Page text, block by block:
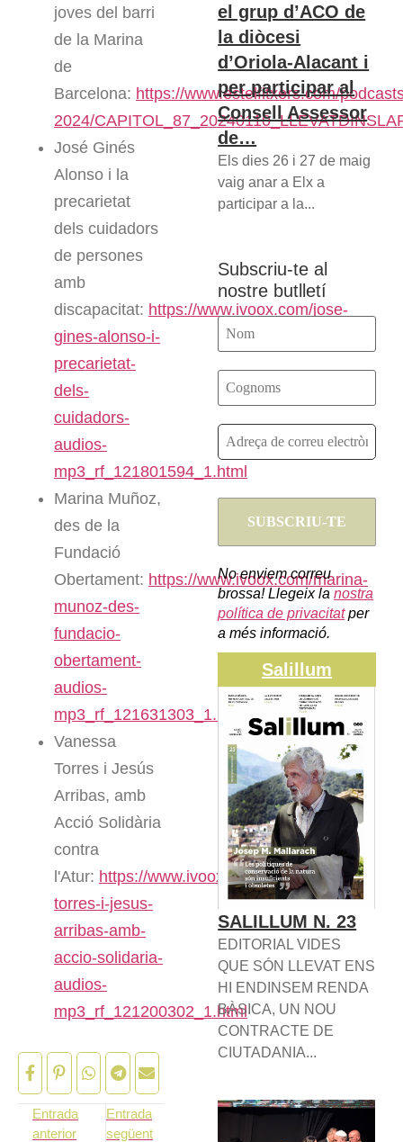
joves del barri
de la Marina
de
Barcelona: https://www.estelfitxers.com/
2024/
José Ginés
Alonso i la
precarietat
dels cuidadors
de persones
amb
discapacitat: https://www.ivoox.com/jose-
gines-alonso-i-
precarietat-
dels-
cuidadors-
audios-
mp3_rf_121801594_1.html
Marina Muñoz,
des de la
Fundació
Obertament: https://www.ivoox.com/marina-
munoz-des-
fundacio-
obertament-
audios-
mp3_rf_121631303_1.html
Vanessa
Torres i Jesús
Arribas, amb
Acció Solidària
contra
l'Atur: https://www.ivoox.com/vanessa-
torres-i-jesus-
arribas-amb-
accio-solidaria-
audios-
mp3_rf_121200302_1.html
Entrada
anterior
Entrada
següent
el grup d’ACO de
la diòcesi
d’Oriola-Alacant i
per participar al
Consell Assessor
de…
Els dies 26 i 27 de maig
vaig anar a Elx a
participar a la...
Subscriu-te al
nostre butlletí
No enviem correu
brossa! Llegeix lanostra
política de privacitatper
a més informació.
Salillum
SALILLUM N. 23
EDITORIAL VIDES
QUE SÓN LLEVAT ENS
HI ENDINSEM RENDA
BÀSICA, UN NOU
CONTRACTE DE
CIUTADANIA...